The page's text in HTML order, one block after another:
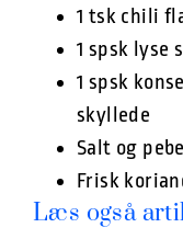
1 tsk chili
1 spsk lyse
1 spsk
skyllede
Salt og
Frisk
Læs også